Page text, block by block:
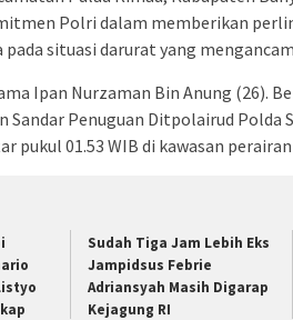
Polri dalam memberikan
pada situasi darurat yang
Ipan Nurzaman Bin Anung (26).
Sandar Penuguan Ditpolairud Polda
pukul 01.53 WIB di kawasan
Sudah Tiga Jam Lebih Eks
Jampidsus Febrie
Adriansyah Masih Digarap
Kejagung RI